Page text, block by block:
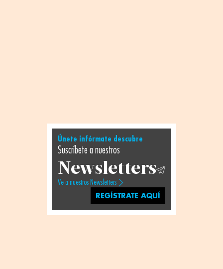
Únete infórmate descubre
Suscríbete a nuestros
Newsletters
Ve a nuestros Newsletters
REGÍSTRATE AQUÍ